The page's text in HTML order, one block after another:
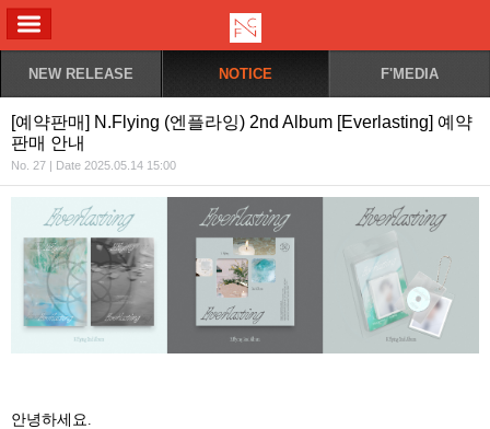
NEW RELEASE NOTICE F'MEDIA
[예약판매] N.Flying (엔플라잉) 2nd Album [Everlasting] 예약
판매 안내
No. 27 | Date 2025.05.14 15:00
안녕하세요